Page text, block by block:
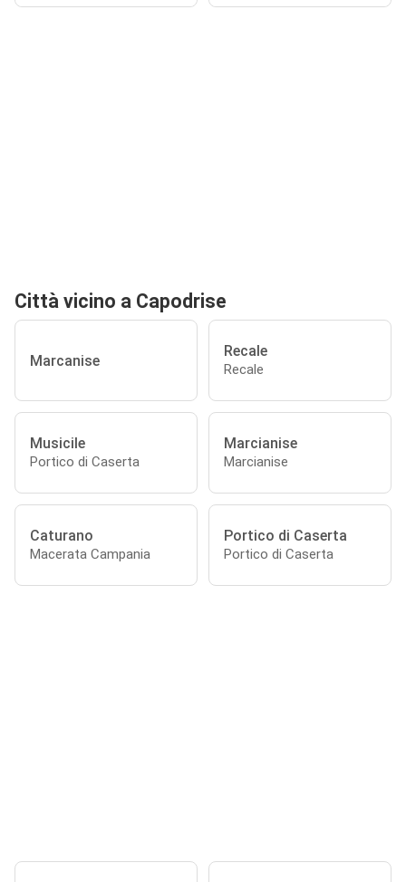
Città vicino a Capodrise
Marcanise
Recale
Recale
Musicile
Portico di Caserta
Marcianise
Marcianise
Caturano
Macerata Campania
Portico di Caserta
Portico di Caserta